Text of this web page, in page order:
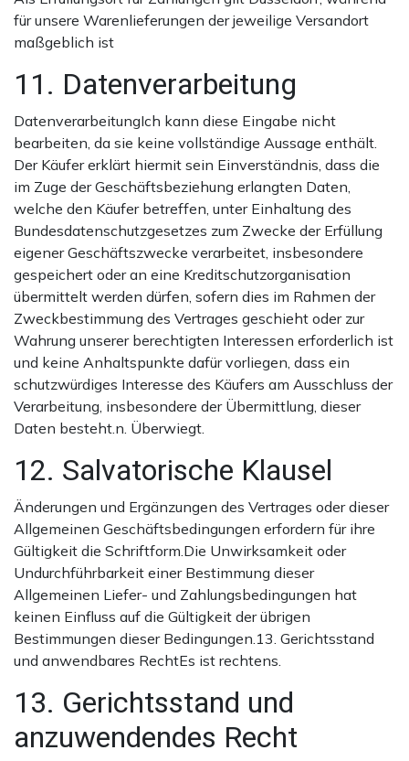
für unsere Warenlieferungen der jeweilige Versandort
maßgeblich ist
11. Datenverarbeitung
DatenverarbeitungIch kann diese Eingabe nicht
bearbeiten, da sie keine vollständige Aussage enthält.
Der Käufer erklärt hiermit sein Einverständnis, dass die
im Zuge der Geschäftsbeziehung erlangten Daten,
welche den Käufer betreffen, unter Einhaltung des
Bundesdatenschutzgesetzes zum Zwecke der Erfüllung
eigener Geschäftszwecke verarbeitet, insbesondere
gespeichert oder an eine Kreditschutzorganisation
übermittelt werden dürfen, sofern dies im Rahmen der
Zweckbestimmung des Vertrages geschieht oder zur
Wahrung unserer berechtigten Interessen erforderlich ist
und keine Anhaltspunkte dafür vorliegen, dass ein
schutzwürdiges Interesse des Käufers am Ausschluss der
Verarbeitung, insbesondere der Übermittlung, dieser
Daten besteht.n. Überwiegt.
12. Salvatorische Klausel
Änderungen und Ergänzungen des Vertrages oder dieser
Allgemeinen Geschäftsbedingungen erfordern für ihre
Gültigkeit die Schriftform.Die Unwirksamkeit oder
Undurchführbarkeit einer Bestimmung dieser
Allgemeinen Liefer- und Zahlungsbedingungen hat
keinen Einfluss auf die Gültigkeit der übrigen
Bestimmungen dieser Bedingungen.13. Gerichtsstand
und anwendbares RechtEs ist rechtens.
13. Gerichtsstand und
anzuwendendes Recht